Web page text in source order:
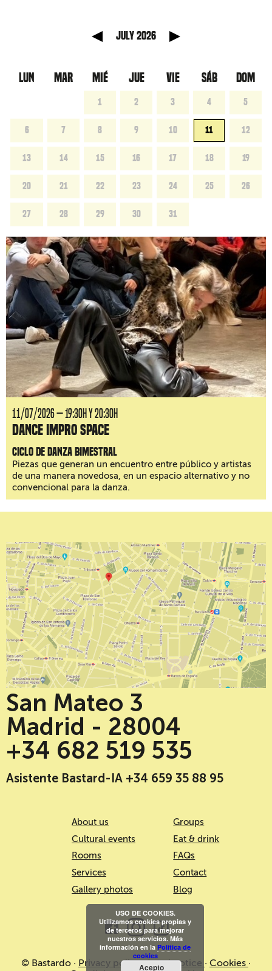
July 2026
LUN MAR MIÉ JUE VIE SÁB DOM
1 2 3 4 5
6 7 8 9 10 11 12
13 14 15 16 17 18 19
20 21 22 23 24 25 26
27 28 29 30 31
11/07/2026 — 19:30H y 20:30H
Dance Impro Space
Ciclo de danza bimestral
Piezas que generan un encuentro entre público y artistas
de una manera novedosa, en un espacio alternativo y no
convencional para la danza.
San Mateo 3
Madrid - 28004
+34 682 519 535
Asistente Bastard-IA +34 659 35 88 95
About us
Cultural events
Rooms
Services
Gallery photos
Groups
Eat & drink
FAQs
Contact
Blog
© Bastardo · Privacy policy·Legal notice · Cookies ·
USO DE COOKIES.
Utilizamos cookies propias y
de terceros para mejorar
nuestros servicios. Más
información en la Política de
cookies
Acepto